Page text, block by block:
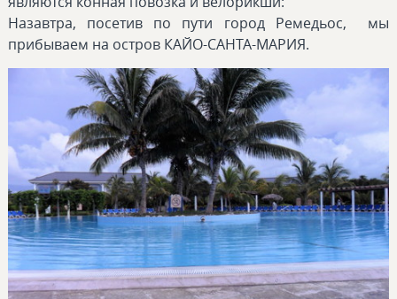
Назавтра, посетив по пути город Ремедьос, мы
прибываем на остров КАЙО-САНТА-МАРИЯ.